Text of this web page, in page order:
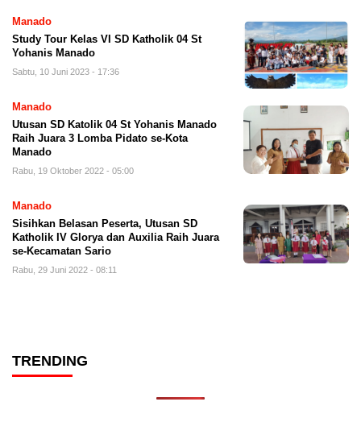
Manado
Study Tour Kelas VI SD Katholik 04 St
Yohanis Manado
Sabtu, 10 Juni 2023 - 17:36
Manado
Utusan SD Katolik 04 St Yohanis Manado
Raih Juara 3 Lomba Pidato se-Kota
Manado
Rabu, 19 Oktober 2022 - 05:00
Manado
Sisihkan Belasan Peserta, Utusan SD
Katholik IV Glorya dan Auxilia Raih Juara
se-Kecamatan Sario
Rabu, 29 Juni 2022 - 08:11
TRENDING